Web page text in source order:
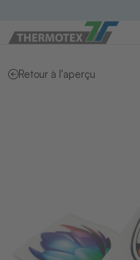
Retour à l'aperçu